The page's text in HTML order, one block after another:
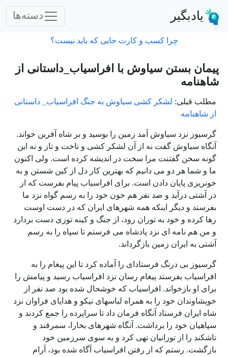
یادبگیر دسته‌ها
چرا کسب و کارت جایی که باید نیست؟
پیمان بستن سیاوش با افراسیاب_داستانی از
شاهنامه
مطلب قبلی: لشکر کشی سیاوش به جنگ افراسیاب_ داستانی
از شاهنامه
گرسیوز نزد سیاوش آمد زمین را بوسید و بر شاه آفرین خواند.
آنگاه سیاوش گفت نه از آن لشکر کشی و تاخت و تاز و نه این
گونه سخن گفتنت مرا سخت در اندیشه کرده است. ولی اکنون
ما و شما هر دو می دانیم که بهترین کار دل از کین شستن و به
خونریزی پایان دادن است. برای افراسیاب پیام بفرست که از
در آشتی درآید و صد نفر هم خون خود را به رسم گواه نزد ما
بفرستد و دیگر اینکه همه شهرهای ایران که در دست اوست
رها کرده و خود به توران رود، از جنگ و کینه توزی دست بردارد
و من هم نامه ای نزد پادشاه می فرستم تا سپاه را به رسم
آشتی به ایران زمین بازگرداند.
گرسیوز بی درنگ فرستادای را آماده کرد تا این پیغام را به
افراسیاب بفرستد پیغام رسان نزد افراسیاب رسید و پیامش را
برای او بازخواند. افراسیاب که خوشحال شده بود صد نفر از
خویشاوندان خود را به همراه لباسهای نیکو و هدایای فراوان نزد
شاه ایران فرستاد آنگاه فرمان داد تا سراپرده را جمع کردند و
سپاهیان خود را برداشت. آنگاه شهرهای بخارا، سمرقند و
تاشکند را از تورانیان تهی کرد و به سوی سرزمین خود
بازگشت. رستم که از رفتن افراسیاب آگاه شده بود، آرام